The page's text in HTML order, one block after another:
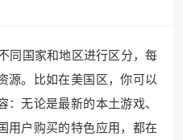
同国家和地区进行区分，每
源。比如在美国区，你可以
无论是最新的本土游戏、
用户购买的特色应用，都在